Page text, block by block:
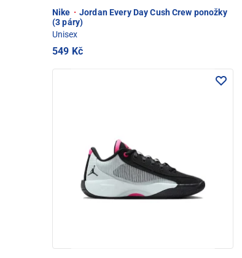
Nike · Jordan Every Day Cush Crew ponožky
(3 páry)
Unisex
549 Kč